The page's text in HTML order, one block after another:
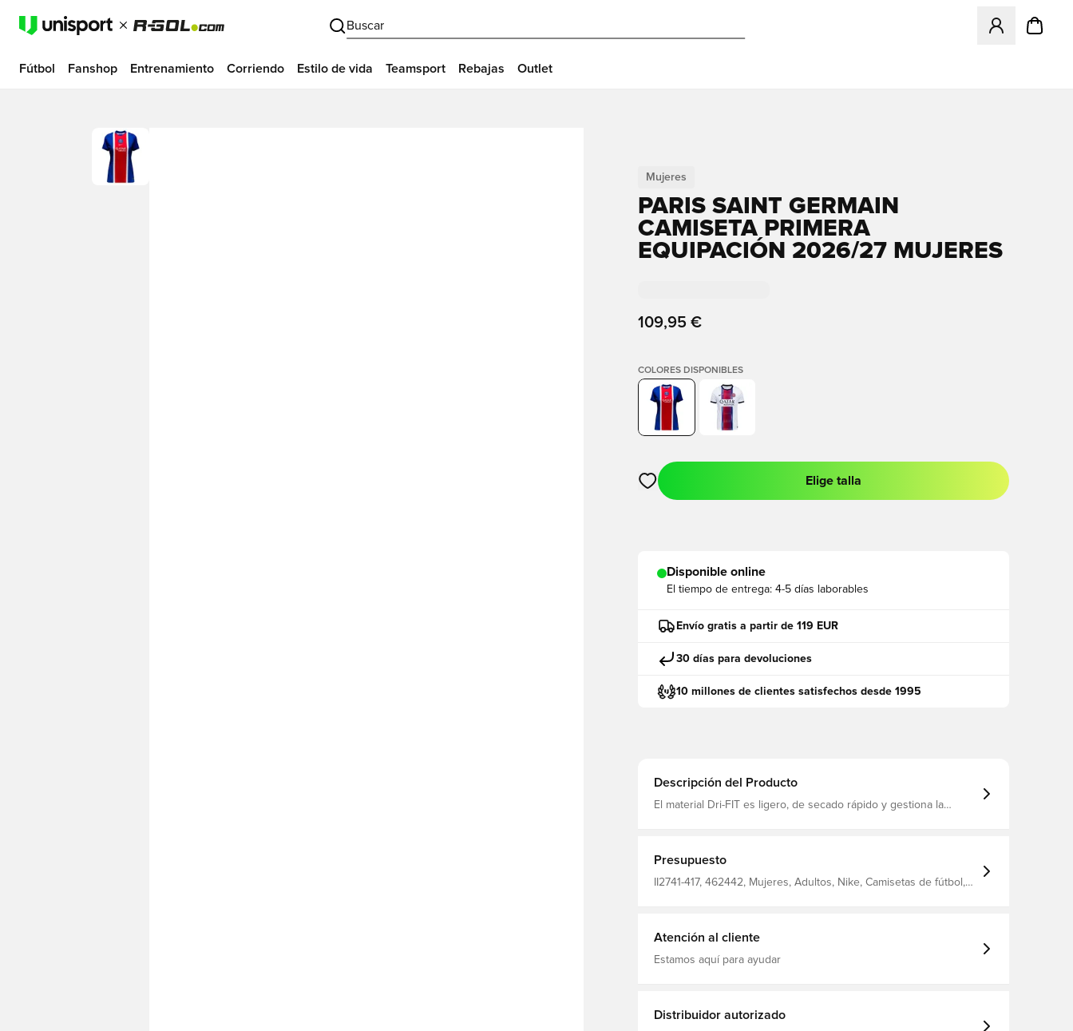
Buscar
Abre un modal
Fútbol Fanshop Entrenamiento Corriendo Estilo de vida Teamsport Rebajas Outlet
Mujeres
PARIS SAINT GERMAIN
CAMISETA PRIMERA
EQUIPACIÓN 2026/27 MUJERES
109,95 €
COLORES DISPONIBLES
Abre un modal para iniciar sesión o registrarse como miembro
Elige talla
Disponible online
El tiempo de entrega: 4-5 días laborables
Envío gratis a partir de 119 EUR
30 días para devoluciones
10 millones de clientes satisfechos desde 1995
Descripción del Producto
El material Dri-FIT es ligero, de secado rápido y gestiona la
Presupuesto
II2741-417, 462442, Mujeres, Adultos, Nike, Camisetas de fútbol,
Atención al cliente
Estamos aquí para ayudar
Distribuidor autorizado